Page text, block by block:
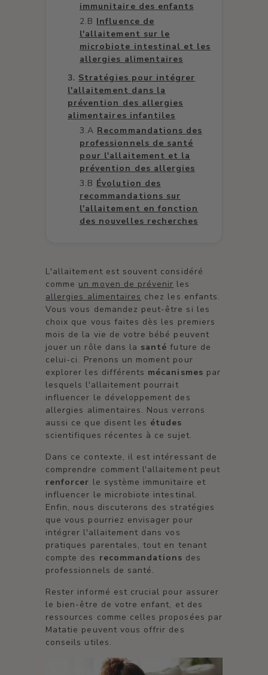
immunitaire des enfants
Influence de
l'allaitement sur le
microbiote intestinal et les
allergies alimentaires
Stratégies pour intégrer
l'allaitement dans la
prévention des allergies
alimentaires infantiles
Recommandations des
professionnels de santé
pour l'allaitement et la
prévention des allergies
Évolution des
recommandations sur
l'allaitement en fonction
des nouvelles recherches
L'allaitement est souvent considéré
comme un moyen de prévenir les
allergies alimentaires chez les enfants.
Vous vous demandez peut-être si les
choix que vous faites dès les premiers
mois de la vie de votre bébé peuvent
jouer un rôle dans la santé future de
celui-ci. Prenons un moment pour
explorer les différents mécanismes par
lesquels l'allaitement pourrait
influencer le développement des
allergies alimentaires. Nous verrons
aussi ce que disent les études
scientifiques récentes à ce sujet.
Dans ce contexte, il est intéressant de
comprendre comment l'allaitement peut
renforcer le système immunitaire et
influencer le microbiote intestinal.
Enfin, nous discuterons des stratégies
que vous pourriez envisager pour
intégrer l'allaitement dans vos
pratiques parentales, tout en tenant
compte des recommandations des
professionnels de santé.
Rester informé est crucial pour assurer
le bien-être de votre enfant, et des
ressources comme celles proposées par
Matatie peuvent vous offrir des
conseils utiles.